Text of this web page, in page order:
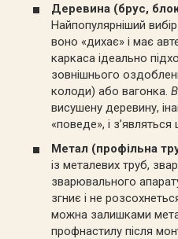
Деревина (брус,
Найпопулярніший
воно «дихає» і має
каркаса ідеально
зовнішнього
колоди) або вагонка.
висушену деревину,
«поведе», і з’являться
Метал (профільна
із металевих труб,
зварювального
згниє і не
можна залишками
профнастилу після